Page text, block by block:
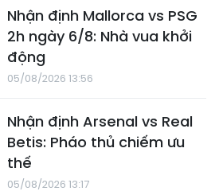
Nhận định Mallorca vs PSG
2h ngày 6/8: Nhà vua khởi
động
05/08/2026 13:56
Nhận định Arsenal vs Real
Betis: Pháo thủ chiếm ưu
thế
05/08/2026 13:17